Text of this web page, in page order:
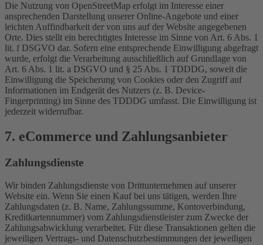
Die Nutzung von OpenStreetMap erfolgt im Interesse einer
ansprechenden Darstellung unserer Online-Angebote und einer
leichten Auffindbarkeit der von uns auf der Website angegebenen
Orte. Dies stellt ein berechtigtes Interesse im Sinne von Art. 6 Abs. 1
lit. f DSGVO dar. Sofern eine entsprechende Einwilligung abgefragt
wurde, erfolgt die Verarbeitung ausschließlich auf Grundlage von
Art. 6 Abs. 1 lit. a DSGVO und § 25 Abs. 1 TDDDG, soweit die
Einwilligung die Speicherung von Cookies oder den Zugriff auf
Informationen im Endgerät des Nutzers (z. B. Device-
Fingerprinting) im Sinne des TDDDG umfasst. Die Einwilligung ist
jederzeit widerrufbar.
7. eCommerce und Zahlungs­anbieter
Zahlungsdienste
Wir binden Zahlungsdienste von Drittunternehmen auf unserer
Website ein. Wenn Sie einen Kauf bei uns tätigen, werden Ihre
Zahlungsdaten (z. B. Name, Zahlungssumme, Kontoverbindung,
Kreditkartennummer) vom Zahlungsdienstleister zum Zwecke der
Zahlungsabwicklung verarbeitet. Für diese Transaktionen gelten die
jeweiligen Vertrags- und Datenschutzbestimmungen der jeweiligen